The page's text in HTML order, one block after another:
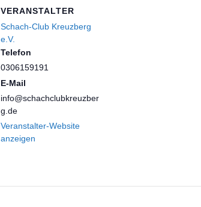
VERANSTALTER
Schach-Club Kreuzberg
e.V.
Telefon
0306159191
E-Mail
info@schachclubkreuzber
g.de
Veranstalter-Website
anzeigen